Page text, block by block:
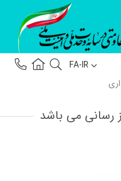
FA-IR
رسانی می باشد